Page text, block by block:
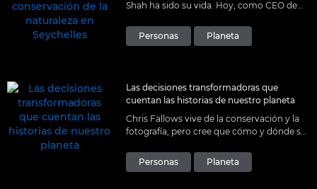
Shah ha sido su vida. Hoy, como CEO de
su precioso ecosistema, y el nuestro.
Personas Planeta
Las decisiones transformadoras que
cuentan las historias de nuestro planeta
Chris Fallows vive de la conservación y la
fotografía, pero cree que cómo y dónde se
importante como las historias que
cuentan.
Personas Planeta